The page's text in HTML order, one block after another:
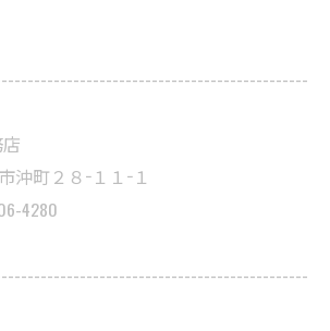
沖町２８−１１−１
4280